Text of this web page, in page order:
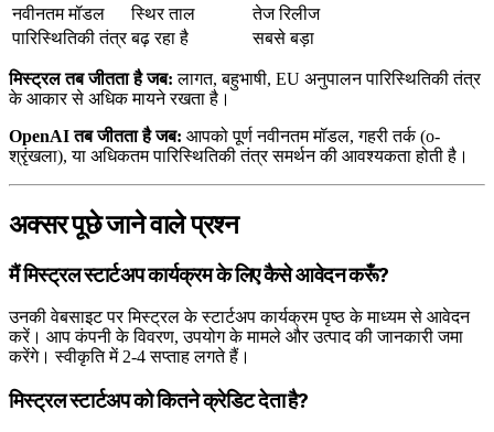
नवीनतम मॉडल
स्थिर ताल
तेज रिलीज
पारिस्थितिकी तंत्र बढ़ रहा है सबसे बड़ा
मिस्ट्रल तब जीतता है जब: लागत, बहुभाषी, EU अनुपालन पारिस्थितिकी तंत्र
के आकार से अधिक मायने रखता है।
OpenAI तब जीतता है जब: आपको पूर्ण नवीनतम मॉडल, गहरी तर्क (o-
श्रृंखला), या अधिकतम पारिस्थितिकी तंत्र समर्थन की आवश्यकता होती है।
अक्सर पूछे जाने वाले प्रश्न
मैं मिस्ट्रल स्टार्टअप कार्यक्रम के लिए कैसे आवेदन करूँ?
उनकी वेबसाइट पर मिस्ट्रल के स्टार्टअप कार्यक्रम पृष्ठ के माध्यम से आवेदन
करें। आप कंपनी के विवरण, उपयोग के मामले और उत्पाद की जानकारी जमा
करेंगे। स्वीकृति में 2-4 सप्ताह लगते हैं।
मिस्ट्रल स्टार्टअप को कितने क्रेडिट देता है?